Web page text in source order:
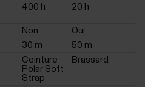
400 h 20 h
Non
Oui
30 m
50 m
Ceinture
Polar Soft
Strap
Brassard